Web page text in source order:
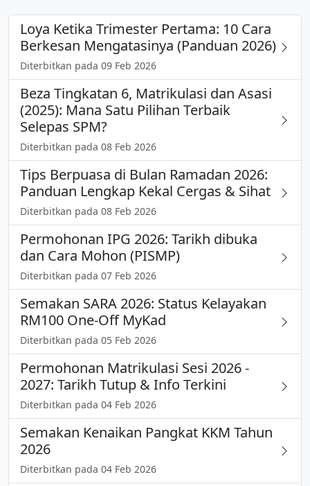
Loya Ketika Trimester Pertama: 10 Cara
Berkesan Mengatasinya (Panduan 2026)
Diterbitkan pada 09 Feb 2026
Beza Tingkatan 6, Matrikulasi dan Asasi
(2025): Mana Satu Pilihan Terbaik
Selepas SPM?
Diterbitkan pada 08 Feb 2026
Tips Berpuasa di Bulan Ramadan 2026:
Panduan Lengkap Kekal Cergas & Sihat
Diterbitkan pada 08 Feb 2026
Permohonan IPG 2026: Tarikh dibuka
dan Cara Mohon (PISMP)
Diterbitkan pada 07 Feb 2026
Semakan SARA 2026: Status Kelayakan
RM100 One-Off MyKad
Diterbitkan pada 05 Feb 2026
Permohonan Matrikulasi Sesi 2026 -
2027: Tarikh Tutup & Info Terkini
Diterbitkan pada 04 Feb 2026
Semakan Kenaikan Pangkat KKM Tahun
2026
Diterbitkan pada 04 Feb 2026